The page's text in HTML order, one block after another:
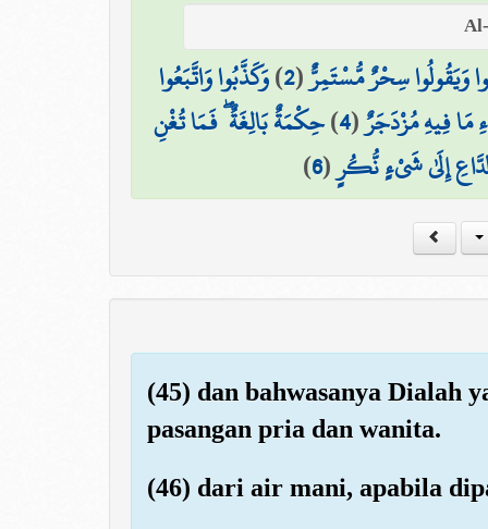
وَيَقُولُوا سِحْرٌ مُّسْتَمِرٌّ(
2
)وَكَذَّبُوا وَاتَّبَعُوا
مَا فِيهِ مُزْدَجَرٌ(
4
)حِكْمَةٌ بَالِغَةٌ ۖ فَمَا تُغْنِ
إِلَىٰ شَيْءٍ نُّكُرٍ(
6
)
(45) dan bahwasanya Dialah
pasangan pria dan wanita.
(46) dari air mani, apabila